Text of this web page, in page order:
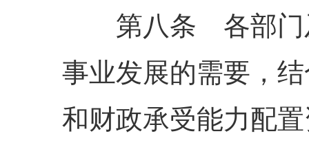
第八条 各部门及
事业发展的需要，
和财政承受能力配